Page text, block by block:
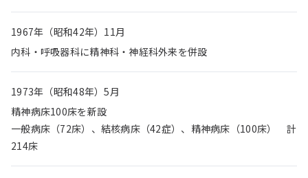
1967年（昭和42年）11月
内科・呼吸器科に精神科・神経科外来を併設
1973年（昭和48年）5月
精神病床100床を新設
一般病床（72床）、結核病床（42症）、精神病床（100床） 計
214床